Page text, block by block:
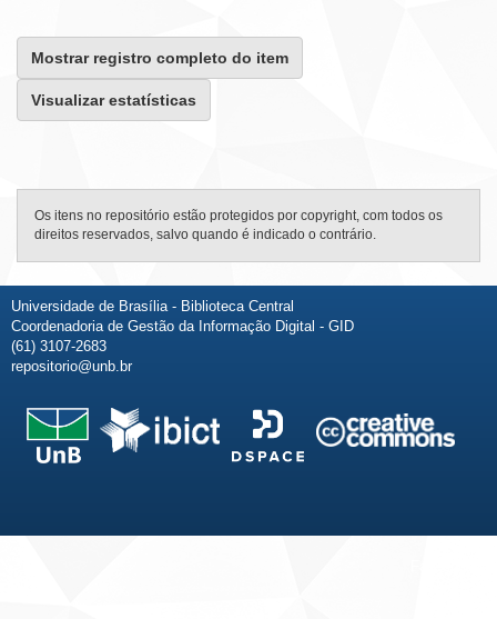
Mostrar registro completo do item
Visualizar estatísticas
Os itens no repositório estão protegidos por copyright, com todos os
direitos reservados, salvo quando é indicado o contrário.
Universidade de Brasília - Biblioteca Central
Coordenadoria de Gestão da Informação Digital - GID
(61) 3107-2683
repositorio@unb.br